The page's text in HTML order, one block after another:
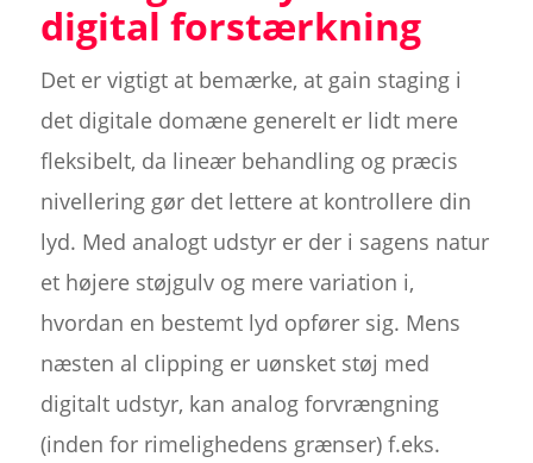
digital forstærkning
Det er vigtigt at bemærke, at gain staging i
det digitale domæne generelt er lidt mere
fleksibelt, da lineær behandling og præcis
nivellering gør det lettere at kontrollere din
lyd. Med analogt udstyr er der i sagens natur
et højere støjgulv og mere variation i,
hvordan en bestemt lyd opfører sig. Mens
næsten al clipping er uønsket støj med
digitalt udstyr, kan analog forvrængning
(inden for rimelighedens grænser) f.eks.